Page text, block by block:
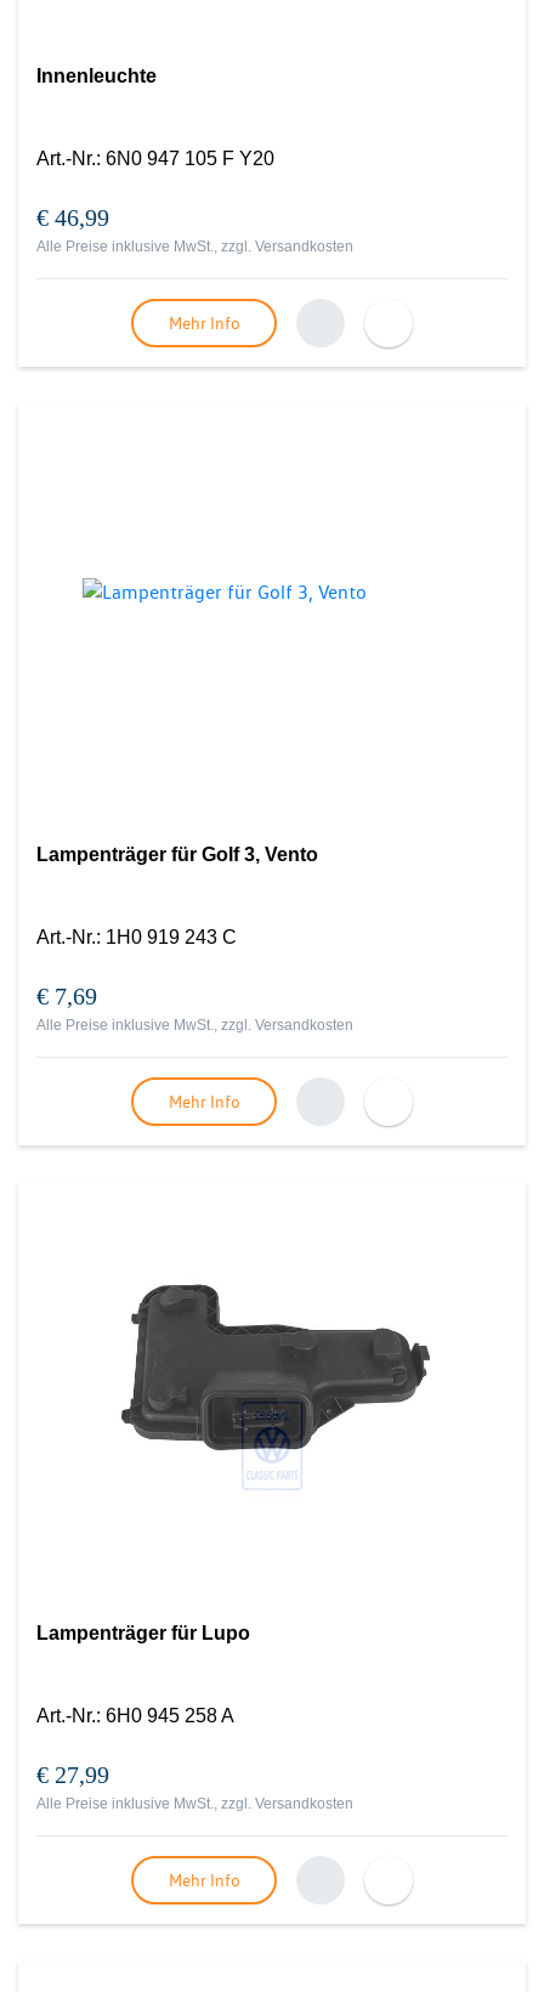
Innenleuchte
Art.-Nr.: 6N0 947 105 F Y20
€ 46,99
Alle Preise inklusive MwSt., zzgl. Versandkosten
Mehr Info
Lampenträger für Golf 3, Vento
Art.-Nr.: 1H0 919 243 C
€ 7,69
Alle Preise inklusive MwSt., zzgl. Versandkosten
Mehr Info
Lampenträger für Lupo
Art.-Nr.: 6H0 945 258 A
€ 27,99
Alle Preise inklusive MwSt., zzgl. Versandkosten
Mehr Info